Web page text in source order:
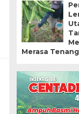
Merasa Tenang